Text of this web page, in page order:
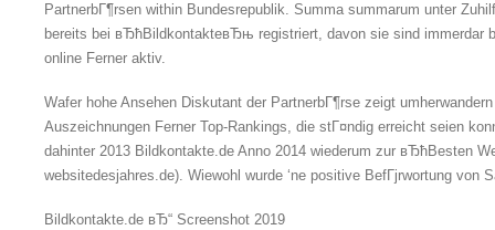
PartnerbГ¶rsen within Bundesrepublik. Summa summarum unter
bereits bei вЂћBildkontakteвЂњ registriert, davon sie sind immerdar
online Ferner aktiv.
Wafer hohe Ansehen Diskutant der PartnerbГ¶rse zeigt
Auszeichnungen Ferner Top-Rankings, die stГ¤ndig erreicht seien
dahinter 2013 Bildkontakte.de Anno 2014 wiederum zur вЂћBesten
websitedesjahres.de). Wiewohl wurde ‘ne positive BefГјrwortung von
Bildkontakte.de вЂ“ Screenshot 2019